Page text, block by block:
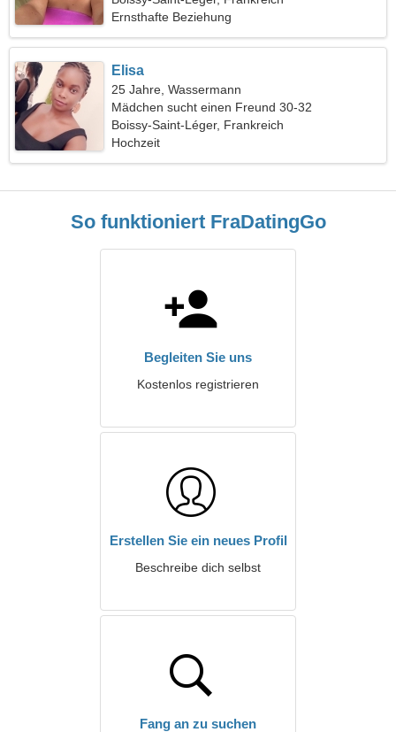
Ernsthafte Beziehung
Elisa
25 Jahre, Wassermann
Mädchen sucht einen Freund 30-32
Boissy-Saint-Léger, Frankreich
Hochzeit
So funktioniert FraDatingGo
Begleiten Sie uns
Kostenlos registrieren
Erstellen Sie ein neues Profil
Beschreibe dich selbst
Fang an zu suchen